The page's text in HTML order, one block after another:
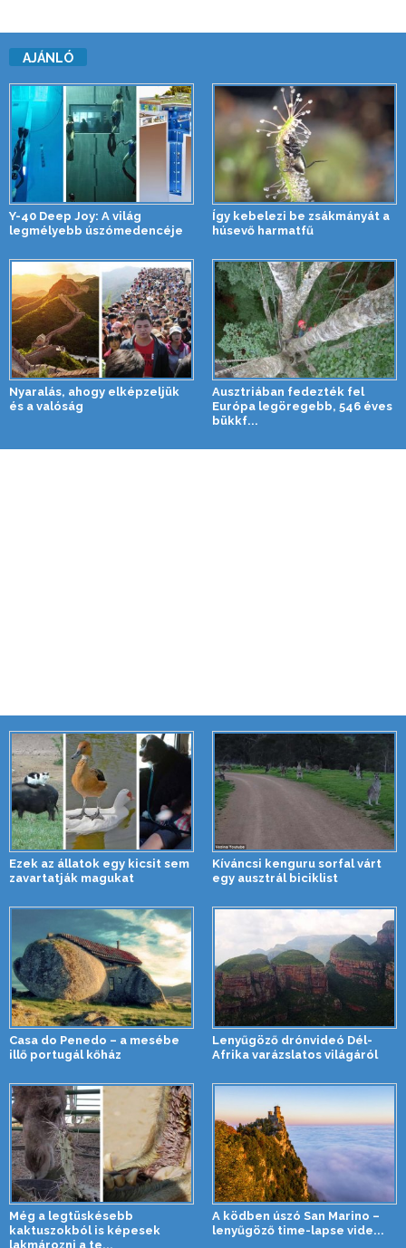
AJÁNLÓ
Y-40 Deep Joy: A világ
legmélyebb úszómedencéje
Így kebelezi be zsákmányát a
húsevő harmatfű
Nyaralás, ahogy elképzeljük
és a valóság
Ausztriában fedezték fel
Európa legöregebb, 546 éves
bükkf...
Ezek az állatok egy kicsit sem
zavartatják magukat
Kíváncsi kenguru sorfal várt
egy ausztrál biciklist
Casa do Penedo – a mesébe
illő portugál kőház
Lenyűgöző drónvideó Dél-
Afrika varázslatos világáról
Még a legtüskésebb
kaktuszokból is képesek
lakmározni a te...
A ködben úszó San Marino –
lenyűgöző time-lapse vide...